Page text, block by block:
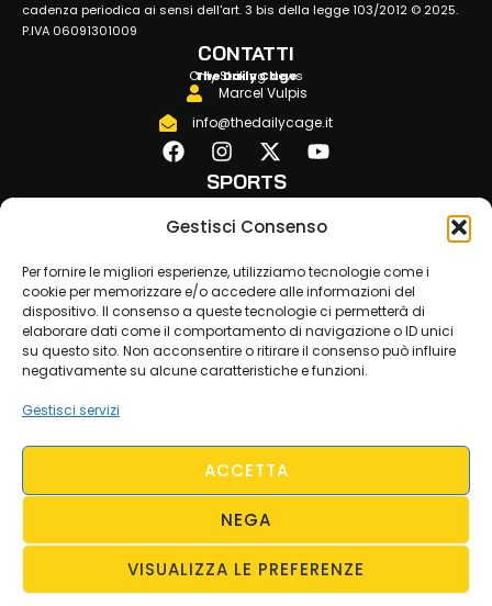
Gestisci Consenso
Per fornire le migliori esperienze, utilizziamo tecnologie come i
cookie per memorizzare e/o accedere alle informazioni del
dispositivo. Il consenso a queste tecnologie ci permetterà di
elaborare dati come il comportamento di navigazione o ID unici
su questo sito. Non acconsentire o ritirare il consenso può influire
negativamente su alcune caratteristiche e funzioni.
Gestisci servizi
ACCETTA
NEGA
VISUALIZZA LE PREFERENZE
cadenza periodica ai sensi dell'art. 3 bis della legge 103/2012 © 2025.
P.IVA 06091301009
CONTATTI
The Daily Cage
Only Striking News
Marcel Vulpis
info@thedailycage.it
SPORTS
MMA
BOXE
JLKAM
MUAY THAI
STRENGTH
FITNESS
LINKS
COOKIE POLICY
PRIVACY POLICY
©2026 - The Daily Cage - All Rights Reserved - Powered by: